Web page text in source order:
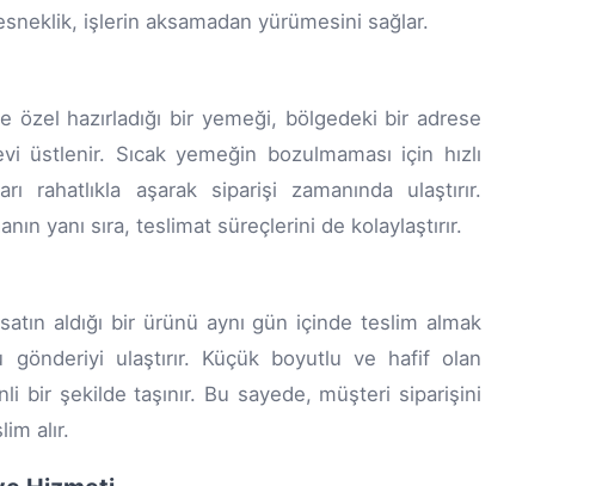
işlerin aksamadan yürümesini sağlar.
hazırladığı bir yemeği, bölgedeki bir adrese
Sıcak yemeğin bozulmaması için hızlı
aşarak siparişi zamanında ulaştırır.
yanı sıra, teslimat süreçlerini de kolaylaştırır.
aldığı bir ürünü aynı gün içinde teslim almak
ulaştırır. Küçük boyutlu ve hafif olan
bir şekilde taşınır. Bu sayede, müşteri siparişini
alır.